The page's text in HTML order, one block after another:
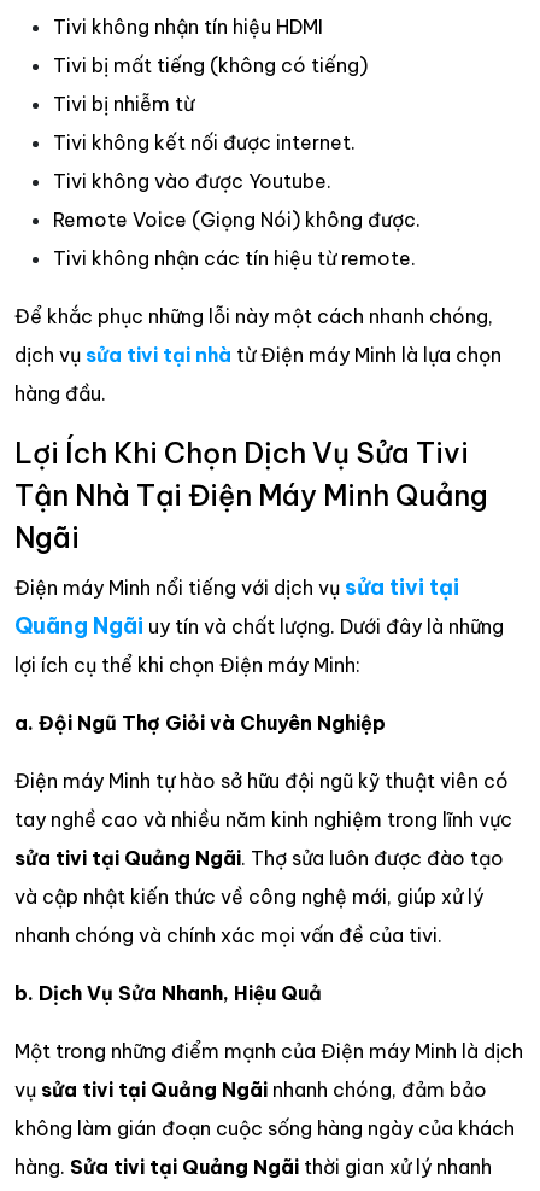
Tivi không nhận tín hiệu HDMI
Tivi bị mất tiếng (không có tiếng)
Tivi bị nhiễm từ
Tivi không kết nối được internet.
Tivi không vào được Youtube.
Remote Voice (Giọng Nói) không được.
Tivi không nhận các tín hiệu từ remote.
Để khắc phục những lỗi này một cách nhanh chóng,
dịch vụ sửa tivi tại nhà từ Điện máy Minh là lựa chọn
hàng đầu.
Lợi Ích Khi Chọn Dịch Vụ Sửa Tivi
Tận Nhà Tại Điện Máy Minh Quảng
Ngãi
Điện máy Minh nổi tiếng với dịch vụ sửa tivi tại
Quãng Ngãi uy tín và chất lượng. Dưới đây là những
lợi ích cụ thể khi chọn Điện máy Minh:
a. Đội Ngũ Thợ Giỏi và Chuyên Nghiệp
Điện máy Minh tự hào sở hữu đội ngũ kỹ thuật viên có
tay nghề cao và nhiều năm kinh nghiệm trong lĩnh vực
sửa tivi tại Quảng Ngãi. Thợ sửa luôn được đào tạo
và cập nhật kiến thức về công nghệ mới, giúp xử lý
nhanh chóng và chính xác mọi vấn đề của tivi.
b. Dịch Vụ Sửa Nhanh, Hiệu Quả
Một trong những điểm mạnh của Điện máy Minh là dịch
vụ sửa tivi tại Quảng Ngãi nhanh chóng, đảm bảo
không làm gián đoạn cuộc sống hàng ngày của khách
hàng. Sửa tivi tại Quảng Ngãi thời gian xử lý nhanh